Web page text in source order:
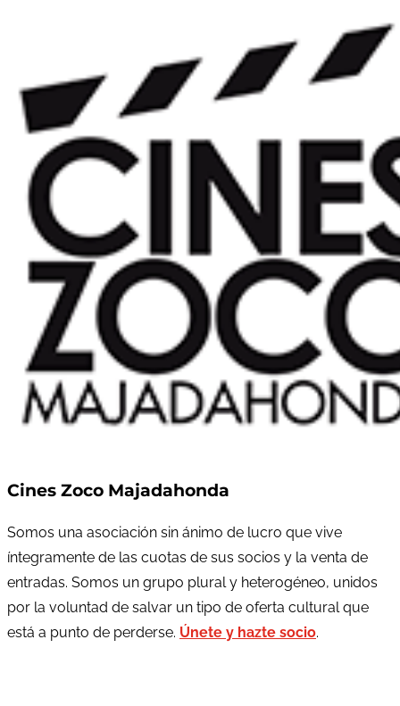
Cines Zoco Majadahonda
Somos una asociación sin ánimo de lucro que vive
íntegramente de las cuotas de sus socios y la venta de
entradas. Somos un grupo plural y heterogéneo, unidos
por la voluntad de salvar un tipo de oferta cultural que
está a punto de perderse. Únete y hazte socio.